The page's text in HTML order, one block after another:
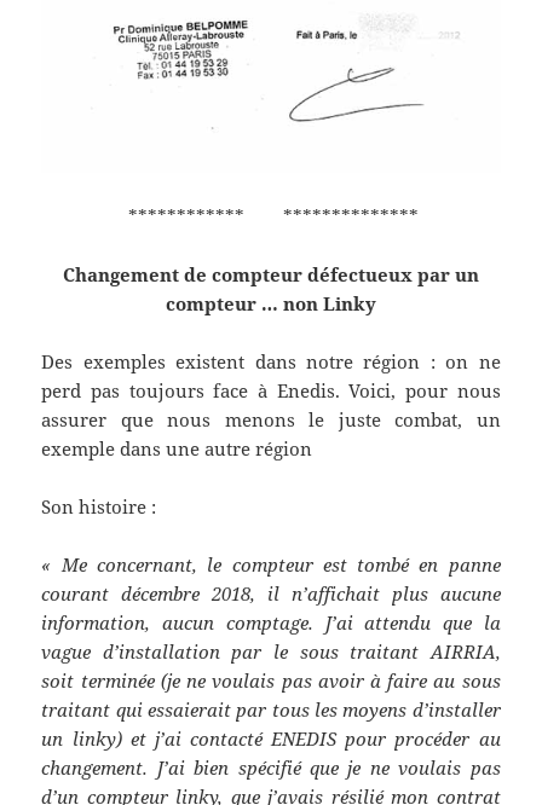
************ **************
Changement de compteur défectueux par un
compteur … non Linky
Des exemples existent dans notre région : on ne
perd pas toujours face à Enedis. Voici, pour nous
assurer que nous menons le juste combat, un
exemple dans une autre région
Son histoire :
« Me concernant, le compteur est tombé en panne
courant décembre 2018, il n’affichait plus aucune
information, aucun comptage. J’ai attendu que la
vague d’installation par le sous traitant AIRRIA,
soit terminée (je ne voulais pas avoir à faire au sous
traitant qui essaierait par tous les moyens d’installer
un linky) et j’ai contacté ENEDIS pour procéder au
changement. J’ai bien spécifié que je ne voulais pas
d’un compteur linky, que j’avais résilié mon contrat